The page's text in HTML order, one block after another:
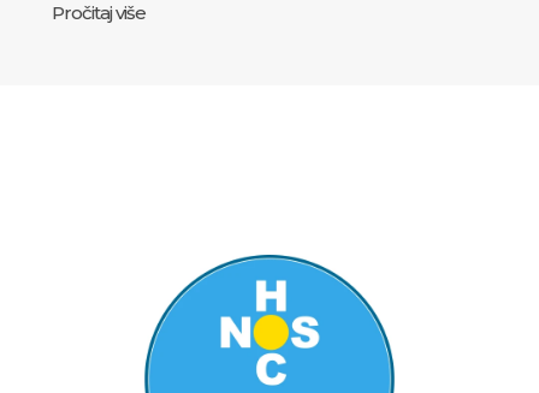
Pročitaj više